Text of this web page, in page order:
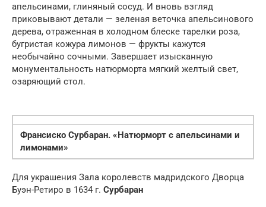
апельсинами, глиняный сосуд. И вновь взгляд
приковывают детали — зеленая веточка апельсинового
дерева, отраженная в холодном блеске тарелки роза,
бугристая кожура лимонов — фрукты кажутся
необычайно сочными. Завершает изысканную
монументальность натюрморта мягкий желтый свет,
озаряющий стол.
Франсиско Сурбаран. «Натюрморт с апельсинами и
лимонами»
Для украшения Зала королевств мадридского Дворца
Буэн-Ретиро в 1634 г. Сурбаран